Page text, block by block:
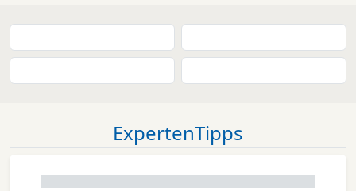
ExpertenTipps